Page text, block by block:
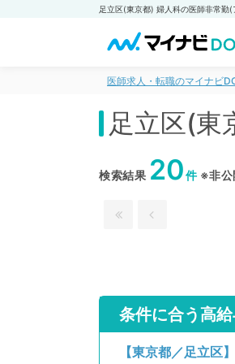
医師求人・転職のマイナビ
足立区(東
検索結果 20件※非公
条件に合う高
【東京都／足立